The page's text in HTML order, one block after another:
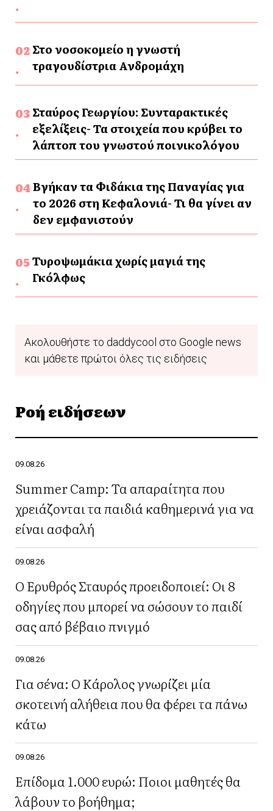
Στο νοσοκομείο η γνωστή
τραγουδίστρια Ανδρομάχη
Σταύρος Γεωργίου: Συνταρακτικές
εξελίξεις- Τα στοιχεία που κρύβει το
λάπτοπ του γνωστού ποινικολόγου
Βγήκαν τα Φιδάκια της Παναγίας για
το 2026 στη Κεφαλονιά- Τι θα γίνει αν
δεν εμφανιστούν
Τυροψωμάκια χωρίς μαγιά της
Γκόλφως
Ακολουθήστε το daddycool στο Google news
και μάθετε πρώτοι όλες τις ειδήσεις
Ροή ειδήσεων
09.08.26
Summer Camp: Τα απαραίτητα που
χρειάζονται τα παιδιά καθημερινά για να
είναι ασφαλή
09.08.26
Ο Ερυθρός Σταυρός προειδοποιεί: Οι 8
οδηγίες που μπορεί να σώσουν το παιδί
σας από βέβαιο πνιγμό
09.08.26
Για σένα: Ο Κάρολος γνωρίζει μία
σκοτεινή αλήθεια που θα φέρει τα πάνω
κάτω
09.08.26
Επίδομα 1.000 ευρώ: Ποιοι μαθητές θα
λάβουν το βοήθημα;